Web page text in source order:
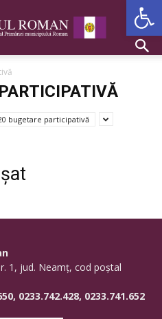
bugetare participativă
1, jud. Neamţ, cod poştal
0233.742.428, 0233.741.652